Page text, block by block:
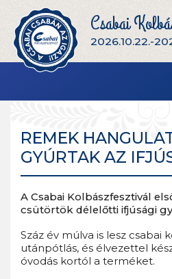
Csabai
2026.10.22.-
REMEK
GYÚRTAK AZ
A Csabai Kolbászfesztivál
csütörtök délelőtti ifjúsági
Száz év múlva is lesz csabai
utánpótlás, és élvezettel
óvodás kortól a terméket.